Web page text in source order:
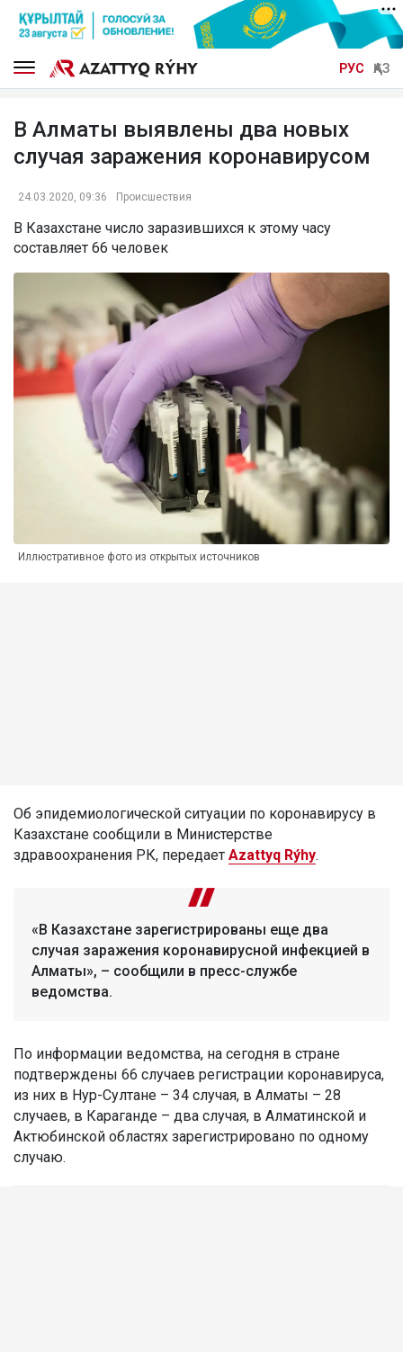
РУС ҚАЗ
В Алматы выявлены два новых
случая заражения коронавирусом
24.03.2020, 09:36 Происшествия
В Казахстане число заразившихся к этому часу
составляет 66 человек
Иллюстративное фото из открытых источников
Об эпидемиологической ситуации по коронавирусу в
Казахстане сообщили в Министерстве
здравоохранения РК, передает Azattyq Rýhy.
«В Казахстане зарегистрированы еще два
случая заражения коронавирусной инфекцией в
Алматы», – сообщили в пресс-службе
ведомства.
По информации ведомства, на сегодня в стране
подтверждены 66 случаев регистрации коронавируса,
из них в Нур-Султане – 34 случая, в Алматы – 28
случаев, в Караганде – два случая, в Алматинской и
Актюбинской областях зарегистрировано по одному
случаю.